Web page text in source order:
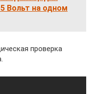
Вольт на одном
проверка